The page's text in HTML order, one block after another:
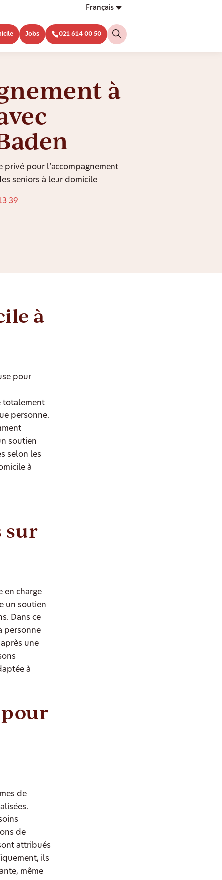
Français
Jobs 021 614 00 50
à
privé pour l’accompagnement
seniors à leur domicile
39
à
pour
totalement
personne.
soutien
selon les
à
sur
en charge
un soutien
Dans ce
personne
une
à
de
de
attribués
ils
même